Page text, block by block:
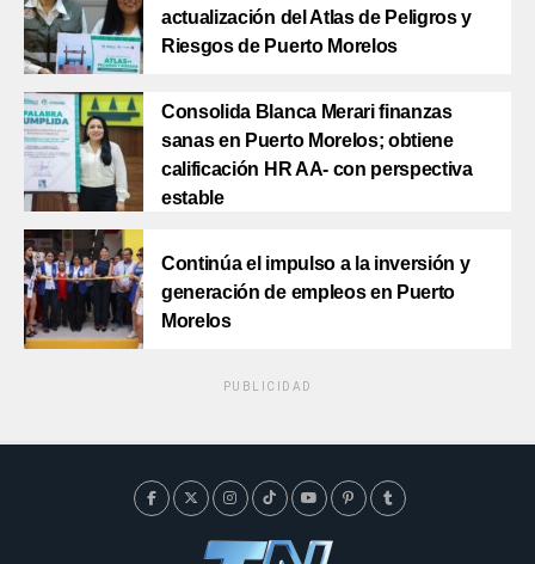
actualización del Atlas de Peligros y
Riesgos de Puerto Morelos
Consolida Blanca Merari finanzas
sanas en Puerto Morelos; obtiene
calificación HR AA- con perspectiva
estable
Continúa el impulso a la inversión y
generación de empleos en Puerto
Morelos
PUBLICIDAD